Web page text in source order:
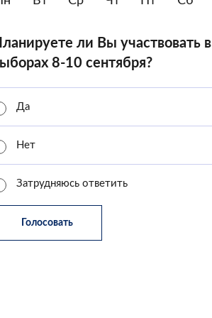
ли Вы участвовать в
8-10 сентября?
Да
Нет
Затрудняюсь ответить